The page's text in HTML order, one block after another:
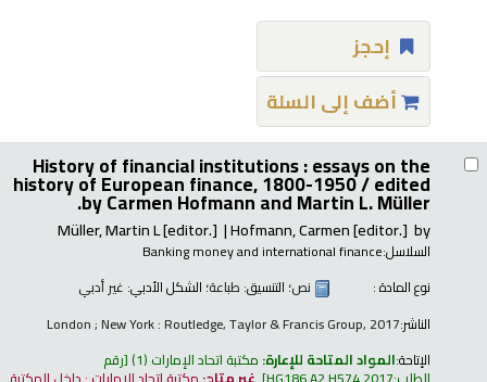
إحجز
أضف إلى السلة
History of financial institutions : essays on the
history of European finance, 1800-1950 /edited
by Carmen Hofmann and Martin L. Müller.
by
Hofmann, Carmen[editor.]
Müller, Martin L[editor.]
السلاسل:Banking money and international finance
نوع المادة :
نص؛ التنسيق: طباعة؛ الشكل الأدبي: غير أدبي
الناشر:London ; New York : Routledge, Taylor & Francis Group, 2017
الإتاحة:المواد المتاحة للإعارة: مكتبة اتحاد الإمارات (1) رقم